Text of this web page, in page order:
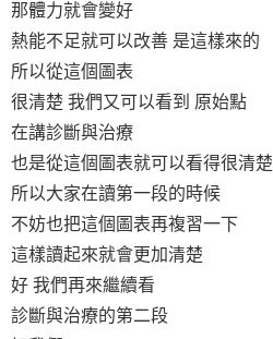
那體力就會變好
熱能不足就可以改善 是這樣來的
所以從這個圖表
很清楚 我們又可以看到 原始點
在講診斷與治療
也是從這個圖表就可以看得很清楚
所以大家在讀第一段的時候
不妨也把這個圖表再複習一下
這樣讀起來就會更加清楚
好 我們再來繼續看
診斷與治療的第二段